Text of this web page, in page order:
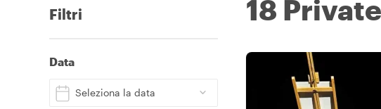
Filtri
Data
Seleziona la data
18